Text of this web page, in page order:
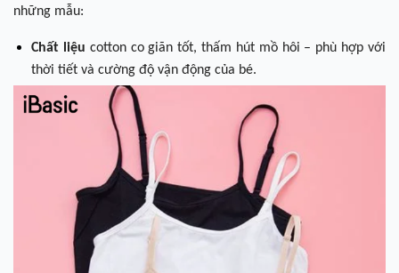
những mẫu:
Chất liệu cotton co giãn tốt, thấm hút mồ hôi – phù hợp với
thời tiết và cường độ vận động của bé.